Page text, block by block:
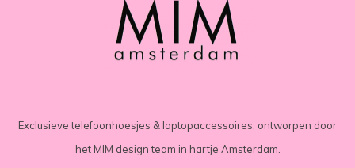
Exclusieve telefoonhoesjes & laptopaccessoires, ontworpen door
het MIM design team in hartje Amsterdam.